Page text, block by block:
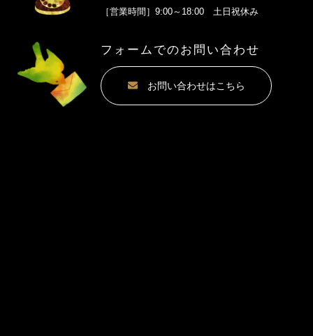
［営業時間］9:00～18:00 土日祝休み
フォームでのお問い合わせ
お問い合わせはこちら